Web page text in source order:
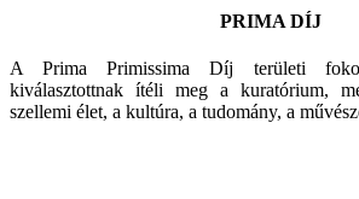
PRIMA DÍJ
A Prima Primissima Díj területi
kiválasztottnak ítéli meg a kuratórium,
szellemi élet, a kultúra, a tudomány, a